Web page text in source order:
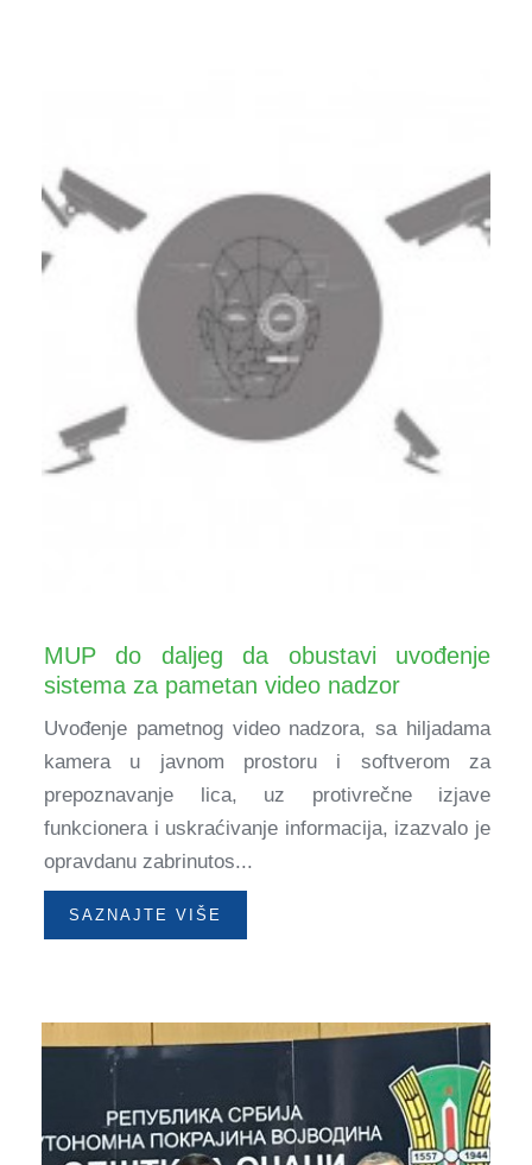
MUP do daljeg da obustavi uvođenje
sistema za pametan video nadzor
Uvođenje pametnog video nadzora, sa hiljadama
kamera u javnom prostoru i softverom za
prepoznavanje lica, uz protivrečne izjave
funkcionera i uskraćivanje informacija, izazvalo je
opravdanu zabrinutos...
SAZNAJTE VIŠE